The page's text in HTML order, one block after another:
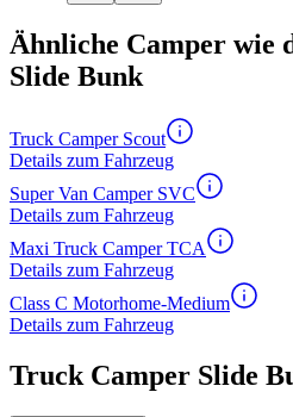
Ähnliche Camper wie
Slide Bunk
Truck Camper Scout
Details zum Fahrzeug
Super Van Camper SVC
Details zum Fahrzeug
Maxi Truck Camper TCA
Details zum Fahrzeug
Class C Motorhome-Medium
Details zum Fahrzeug
Truck Camper Slide